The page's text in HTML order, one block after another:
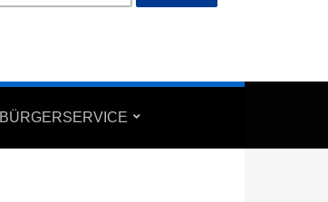
BÜRGERSERVICE